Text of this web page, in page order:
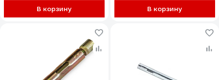
AE1001206061R07
В корзину
конструкций к бетону и
кирпичу AE1001622065098
В корзину